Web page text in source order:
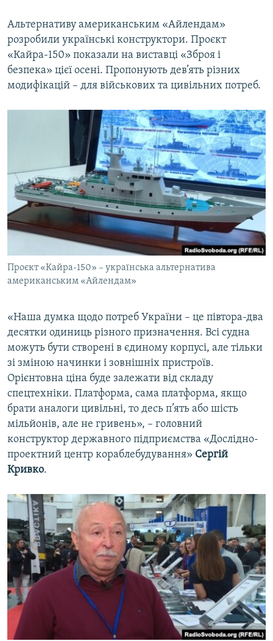
Альтернативу американським «Айлендам»
розробили українські конструктори. Проєкт
«Кайра-150» показали на виставці «Зброя і
безпека» цієї осені. Пропонують дев’ять різних
модифікацій – для військових та цивільних потреб.
Проєкт «Кайра-150» – українська альтернатива
американським «Айлендам»
«Наша думка щодо потреб України – це півтора-два
десятки одиниць різного призначення. Всі судна
можуть бути створені в єдиному корпусі, але тільки
зі зміною начинки і зовнішніх пристроїв.
Орієнтовна ціна буде залежати від складу
спецтехніки. Платформа, сама платформа, якщо
брати аналоги цивільні, то десь п’ять або шість
мільйонів, але не гривень», – головний
конструктор державного підприємства «Дослідно-
проектний центр кораблебудування» Сергій
Кривко.